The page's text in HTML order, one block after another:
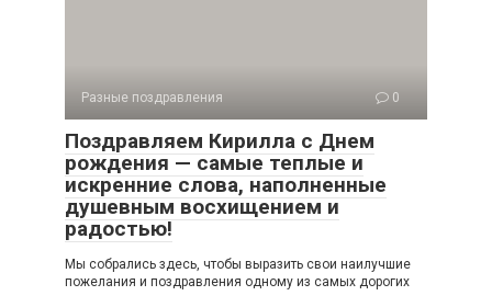
Разные поздравления 0
Поздравляем Кирилла с Днем
рождения — самые теплые и
искренние слова, наполненные
душевным восхищением и
радостью!
Мы собрались здесь, чтобы выразить свои наилучшие
пожелания и поздравления одному из самых дорогих